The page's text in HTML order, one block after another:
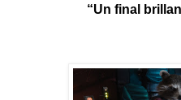
“Un final